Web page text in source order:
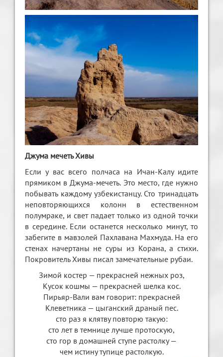
Джума мечеть Хивы
Если у вас всего полчаса на Ичан-Калу идите
прямиком в Джума-мечеть. Это место, где нужно
побывать каждому узбекистанцу. Сто тринадцать
неповторяющихся колонн в естественном
полумраке, и свет падает только из одной точки
в середине. Если останется несколько минут, то
забегите в мавзолей Пахлавана Махмуда. На его
стенах начертаны не суры из Корана, а стихи.
Покровитель Хивы писал замечательные рубаи.
Зимой костер — прекрасней нежных роз,
Кусок кошмы — прекрасней шелка кос.
Пирьяр-Вали вам говорит: прекрасней
Клеветника — цыганский драный пес.
сто раз я клятву повторю такую:
сто лет в темнице лучше протоскую,
сто гор в домашней ступе растолку —
чем истину тупице растолкую.